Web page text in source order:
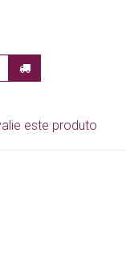
este produto